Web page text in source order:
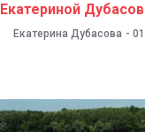
Екатериной
Екатерина Дубасова -